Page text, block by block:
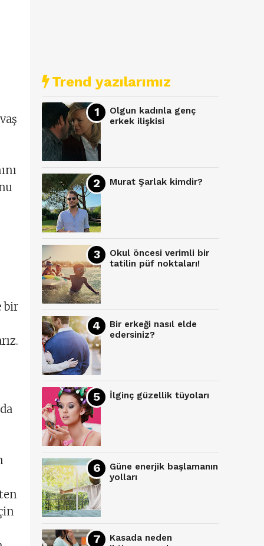
bir
Trend yazılarımız
Olgun kadınla genç
erkek ilişkisi
Murat Şarlak kimdir?
Okul öncesi verimli bir
tatilin püf noktaları!
Bir erkeği nasıl elde
edersiniz?
İlginç güzellik tüyoları
Güne enerjik başlamanın
yolları
Kasada neden